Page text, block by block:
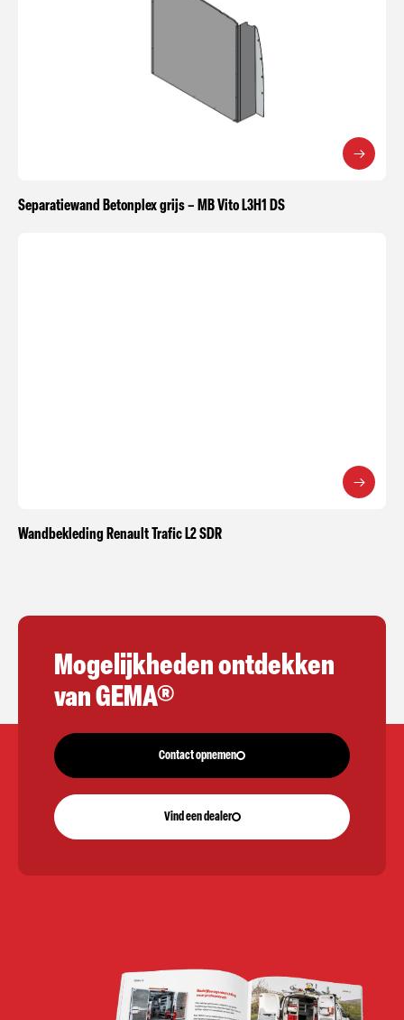
Separatiewand Betonplex grijs – MB Vito L3H1 DS
Wandbekleding Renault Trafic L2 SDR
Mogelijkheden ontdekken
van GEMA®
Contact opnemen
Vind een dealer